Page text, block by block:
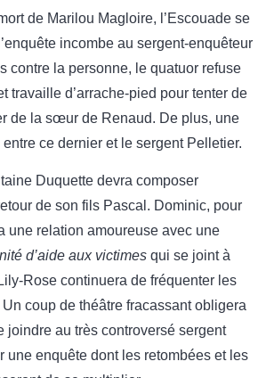
de Marilou Magloire, l’Escouade se
incombe au sergent-enquêteur
contre la personne, le quatuor refuse
travaille d’arrache-pied pour tenter de
de la sœur de Renaud. De plus, une
ce dernier et le sergent Pelletier.
Duquette devra composer
de son fils Pascal. Dominic, pour
une relation amoureuse avec une
d’aide aux victimes qui se joint à
Rose continuera de fréquenter les
coup de théâtre fracassant obligera
joindre au très controversé sergent
une enquête dont les retombées et les